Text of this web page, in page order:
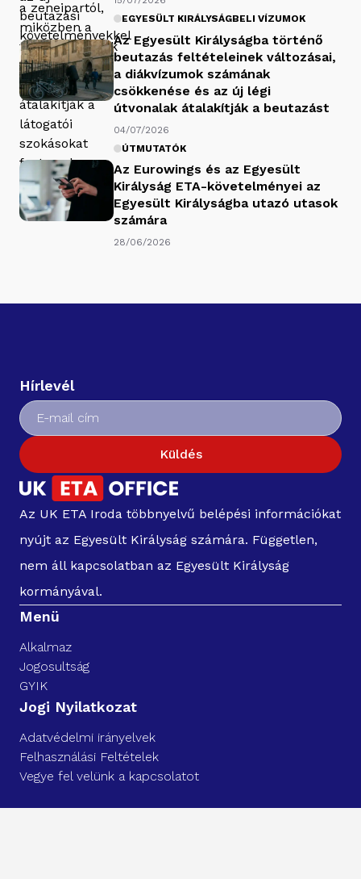
EGYESÜLT KIRÁLYSÁGBELI VÍZUMOK
Az Egyesült Királyságba történő
beutazás feltételeinek változásai,
a diákvízumok számának
csökkenése és az új légi
útvonalak átalakítják a beutazást
04/07/2026
ÚTMUTATÓK
Az Eurowings és az Egyesült
Királyság ETA-követelményei az
Egyesült Királyságba utazó utasok
számára
28/06/2026
Hírlevél
Küldés
Az UK ETA Iroda többnyelvű belépési információkat
nyújt az Egyesült Királyság számára. Független,
nem áll kapcsolatban az Egyesült Királyság
kormányával.
Menü
Alkalmaz
Jogosultság
GYIK
Jogi Nyilatkozat
Adatvédelmi irányelvek
Felhasználási Feltételek
Vegye fel velünk a kapcsolatot